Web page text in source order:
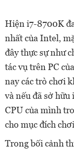
Hiện i7-8700K
nhất của Intel,
đây thực sự như
tác vụ trên PC
nay các trò chơi
và nếu đã sở
CPU của mình
cho mục đích
Trong bối cảnh